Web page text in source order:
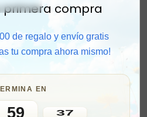
sonido
primera compra
de regalo y envío gratis
tu compra ahora mismo!
EN
59 36